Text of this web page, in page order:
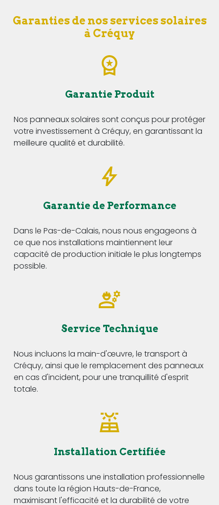
Garanties de nos services solaires
à Créquy
Garantie Produit
Nos panneaux solaires sont conçus pour protéger
votre investissement à Créquy, en garantissant la
meilleure qualité et durabilité.
Garantie de Performance
Dans le Pas-de-Calais, nous nous engageons à
ce que nos installations maintiennent leur
capacité de production initiale le plus longtemps
possible.
Service Technique
Nous incluons la main-d'œuvre, le transport à
Créquy, ainsi que le remplacement des panneaux
en cas d'incident, pour une tranquillité d'esprit
totale.
Installation Certifiée
Nous garantissons une installation professionnelle
dans toute la région Hauts-de-France,
maximisant l'efficacité et la durabilité de votre